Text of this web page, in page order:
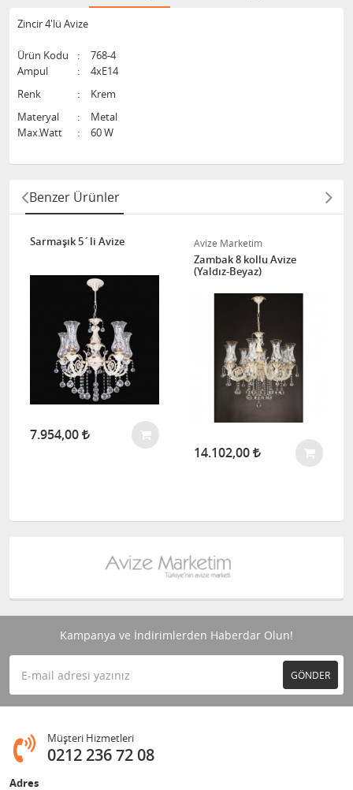
Zincir 4'lü Avize
Ürün Kodu :
768-4
Ampul
:
4xE14
Renk
:
Krem
Materyal
:
Metal
Max.Watt
: 60 W
Benzer Ürünler
Sarmaşık 5´li Avize
7.954,00
Avize Marketim
Zambak 8 kollu Avize
(Yaldız-Beyaz)
14.102,00
Kampanya ve İndirimlerden Haberdar Olun!
GÖNDER
Müşteri Hizmetleri
0212 236 72 08
Adres